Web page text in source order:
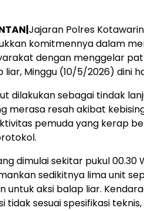
Jajaran Polres
komitmennya dalam
dengan menggelar
Minggu (10/5/2026) dini
dilakukan sebagai tindak
merasa resah akibat
pemuda yang kerap
dimulai sekitar pukul 00.30
sedikitnya lima unit
untuk aksi balap liar.
tidak sesuai spesifikasi